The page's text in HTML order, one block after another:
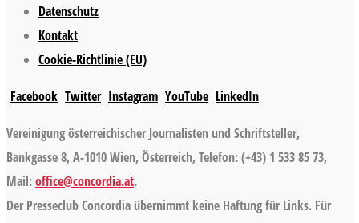
Datenschutz
Kontakt
Cookie-Richtlinie (EU)
Facebook Twitter Instagram YouTube LinkedIn
Vereinigung österreichischer Journalisten und Schriftsteller,
Bankgasse 8, A-1010 Wien, Österreich, Telefon: (+43) 1 533 85 73,
Mail:office@concordia.at.
Der Presseclub Concordia übernimmt keine Haftung für Links. Für